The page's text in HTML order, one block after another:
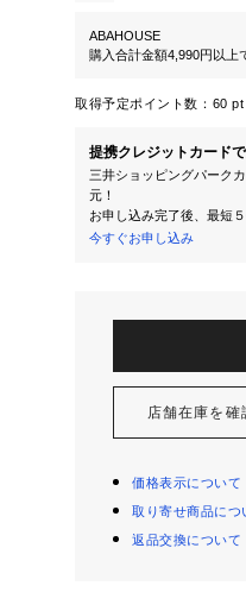
ABAHOUSE
購入合計金額4,990円以上
取得予定ポイント数： 60 pt
提携クレジットカード
三井ショッピングパーク
元！
お申し込み完了後、最短
今すぐお申し込み
店舗在庫を確
価格表示について
取り寄せ商品につ
返品交換について